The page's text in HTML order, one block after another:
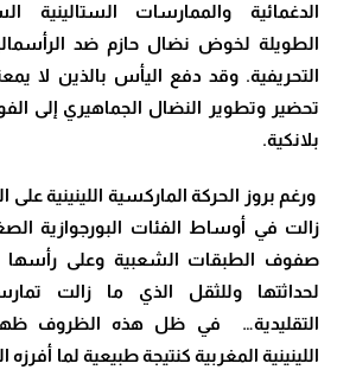
الدغمائية والممارسات الستالينية
الطويلة لخوض نضال حازم ضد
التحريفية. وقد دفع اليأس بالذين لا
تحضير وتطوير النضال الجماهيري إلى
بلانكية.
ورغم بروز الحركة الماركسية اللينينية على
زالت في أوساط الفئات البورجوازية
صفوف الطبقات الشعبية وعلى رأسها
لحداثتها وللثقل الذي ما زالت
التقليدية… في ظل هذه الظروف
اللينينية المغربية كنتيجة طبيعية لما